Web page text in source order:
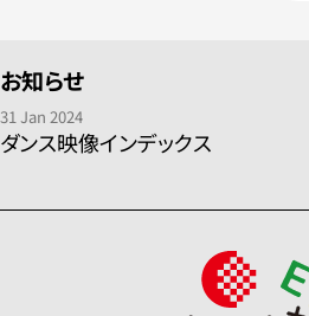
お知らせ
31 Jan 2024
ダンス映像インデックス